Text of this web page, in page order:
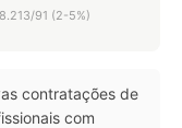
91 (2-5%)
contratações de
com